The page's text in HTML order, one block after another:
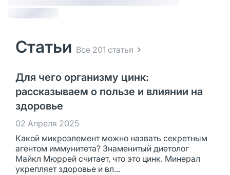
Статьи Все 201 статья
Для чего организму цинк:
рассказываем о пользе и влиянии на
здоровье
02 Апреля 2025
Какой микроэлемент можно назвать секретным
агентом иммунитета? Знаменитый диетолог
Майкл Мюррей считает, что это цинк. Минерал
укрепляет здоровье и вл...